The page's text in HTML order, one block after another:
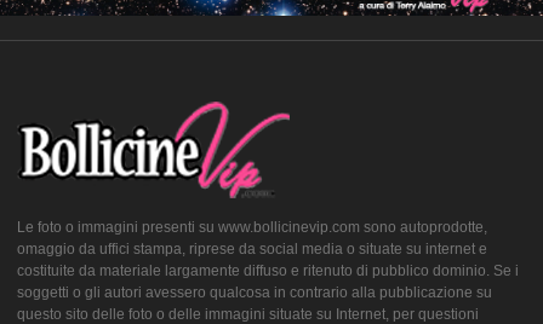
Le foto o immagini presenti su www.bollicinevip.com sono autoprodotte,
omaggio da uffici stampa, riprese da social media o situate su internet e
costituite da materiale largamente diffuso e ritenuto di pubblico dominio. Se i
soggetti o gli autori avessero qualcosa in contrario alla pubblicazione su
questo sito delle foto o delle immagini situate su Internet, per questioni